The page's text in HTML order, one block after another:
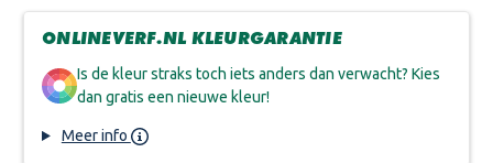
ACRYLMATACRYLMAT
ONLINEVERF.NL KLEURGARANTIE
Is de kleur straks toch iets anders dan verwacht? Kies
dan gratis een nieuwe kleur!
Meer info